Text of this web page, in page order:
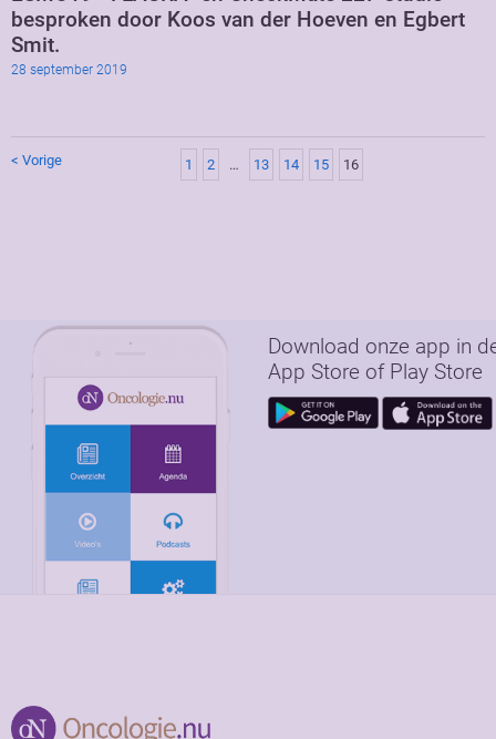
besproken door Koos van der Hoeven en Egbert
Smit.
28 september 2019
< Vorige 1 2 … 13 14 15 16
Download onze app in
App Store of Play Store